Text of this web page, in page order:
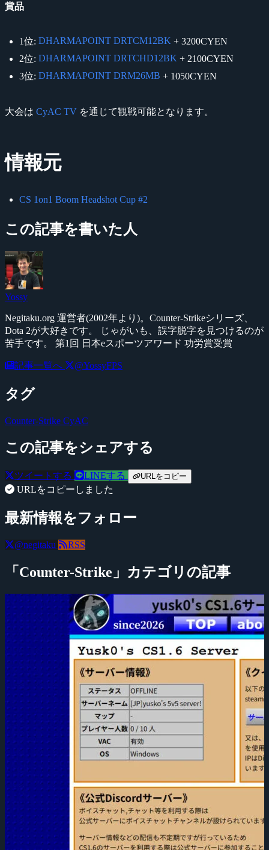
賞品
1位: DHARMAPOINT DRTCM12BK + 3200CYEN
2位: DHARMAPOINT DRTCHD12BK + 2100CYEN
3位: DHARMAPOINT DRM26MB + 1050CYEN
大会は CyAC TV を通じて観戦可能となります。
情報元
CS 1on1 Boom Headshot Cup #2
この記事を書いた人
Yossy
Negitaku.org 運営者(2002年より)。Counter-Strikeシリーズ、
Dota 2が大好きです。 じゃがいも、誤字脱字を見つけるのが
苦手です。 第1回 日本eスポーツアワード 功労賞受賞
記事一覧へ @YossyFPS
タグ
Counter-Strike CyAC
この記事をシェアする
ツイートする LINEする URLをコピー
URLをコピーしました
最新情報をフォロー
@negitaku RSS
「Counter-Strike」カテゴリの記事